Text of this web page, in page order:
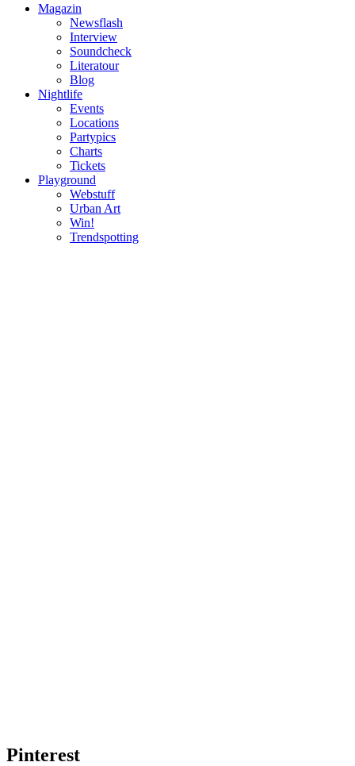
Magazin
Newsflash
Interview
Soundcheck
Literatour
Blog
Nightlife
Events
Locations
Partypics
Charts
Tickets
Playground
Webstuff
Urban Art
Win!
Trendspotting
Pinterest